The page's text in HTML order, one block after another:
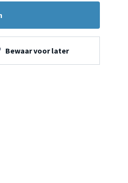
Bewaar voor later